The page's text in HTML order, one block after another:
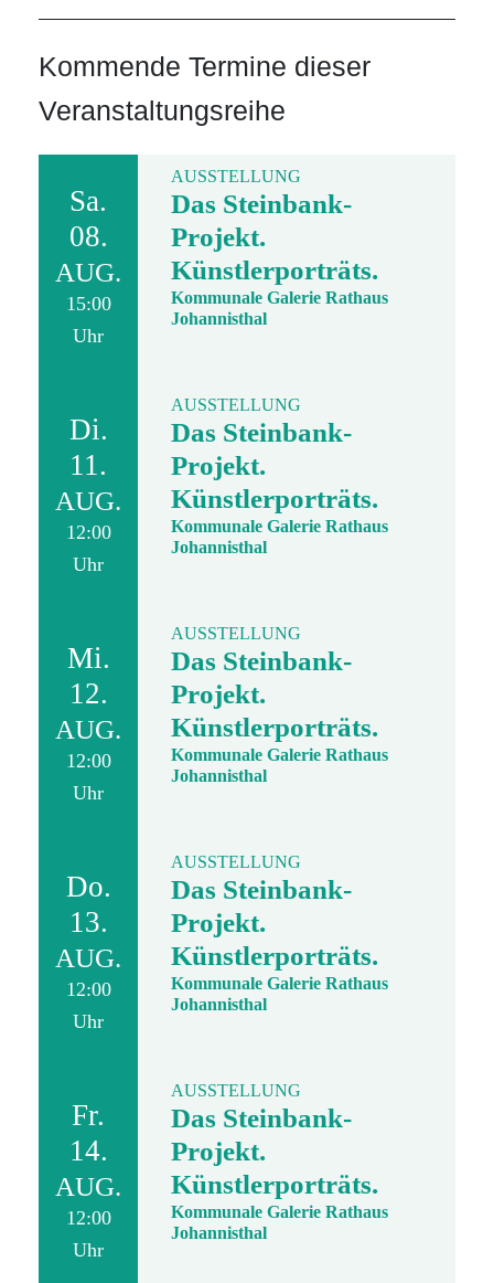
Kommende Termine dieser
Veranstaltungsreihe
Sa.
08.
AUG.
15:00
Uhr
AUSSTELLUNG
Das Steinbank-
Projekt.
Künstlerporträts.
Kommunale Galerie Rathaus
Johannisthal
Di.
11.
AUG.
12:00
Uhr
AUSSTELLUNG
Das Steinbank-
Projekt.
Künstlerporträts.
Kommunale Galerie Rathaus
Johannisthal
Mi.
12.
AUG.
12:00
Uhr
AUSSTELLUNG
Das Steinbank-
Projekt.
Künstlerporträts.
Kommunale Galerie Rathaus
Johannisthal
Do.
13.
AUG.
12:00
Uhr
AUSSTELLUNG
Das Steinbank-
Projekt.
Künstlerporträts.
Kommunale Galerie Rathaus
Johannisthal
Fr.
14.
AUG.
12:00
Uhr
AUSSTELLUNG
Das Steinbank-
Projekt.
Künstlerporträts.
Kommunale Galerie Rathaus
Johannisthal